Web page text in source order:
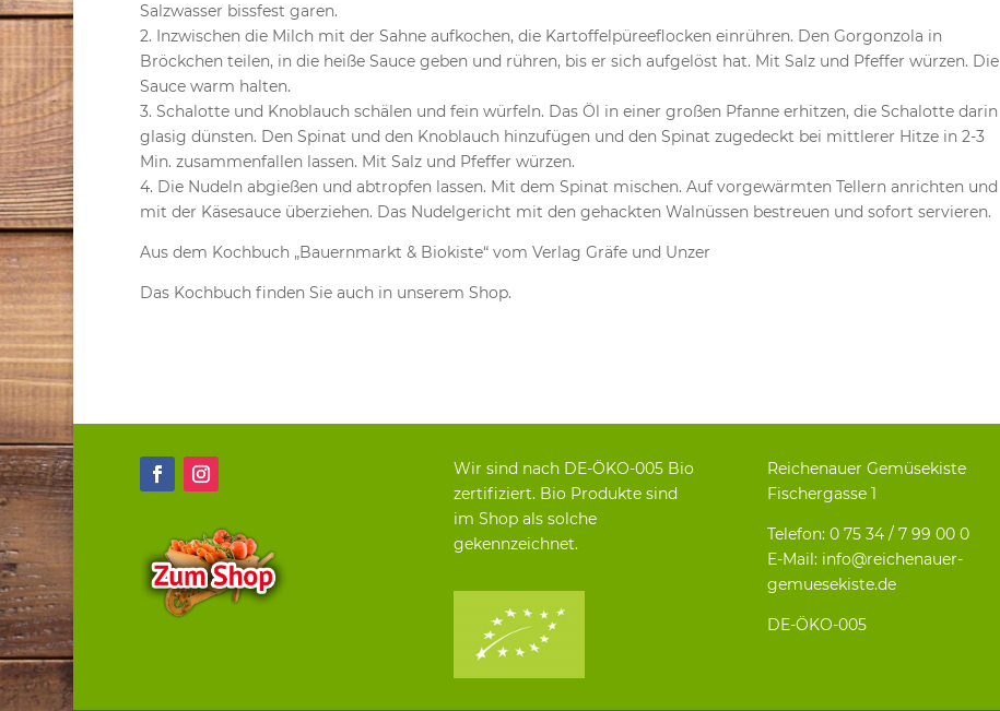
Salzwasser bissfest garen.
2. Inzwischen die Milch mit der Sahne aufkochen, die Kartoffelpüreeflocken einrühren. Den Gorgonzola in
Bröckchen teilen, in die heiße Sauce geben und rühren, bis er sich aufgelöst hat. Mit Salz und Pfeffer würzen. Die
Sauce warm halten.
3. Schalotte und Knoblauch schälen und fein würfeln. Das Öl in einer großen Pfanne erhitzen, die Schalotte darin
glasig dünsten. Den Spinat und den Knoblauch hinzufügen und den Spinat zugedeckt bei mittlerer Hitze in 2-3
Min. zusammenfallen lassen. Mit Salz und Pfeffer würzen.
4. Die Nudeln abgießen und abtropfen lassen. Mit dem Spinat mischen. Auf vorgewärmten Tellern anrichten und
mit der Käsesauce überziehen. Das Nudelgericht mit den gehackten Walnüssen bestreuen und sofort servieren.
Aus dem Kochbuch „Bauernmarkt & Biokiste“ vom Verlag Gräfe und Unzer
Das Kochbuch finden Sie auch in unserem Shop.
Wir sind nach DE-ÖKO-005 Bio
zertifiziert. Bio Produkte sind
im Shop als solche
gekennzeichnet.
Reichenauer Gemüsekiste
Fischergasse 1
Telefon: 0 75 34 / 7 99 00 0
E-Mail: info@reichenauer-
gemuesekiste.de
DE-ÖKO-005